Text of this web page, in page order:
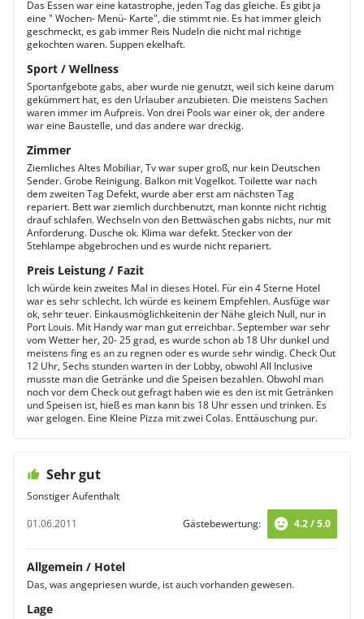
Das Essen war eine katastrophe, jeden Tag das gleiche. Es gibt ja
eine " Wochen- Menü- Karte", die stimmt nie. Es hat immer gleich
geschmeckt, es gab immer Reis Nudeln die nicht mal richtige
gekochten waren. Suppen ekelhaft.
Sport / Wellness
Sportanfgebote gabs, aber wurde nie genutzt, weil sich keine darum
gekümmert hat, es den Urlauber anzubieten. Die meistens Sachen
waren immer im Aufpreis. Von drei Pools war einer ok, der andere
war eine Baustelle, und das andere war dreckig.
Zimmer
Ziemliches Altes Mobiliar, Tv war super groß, nur kein Deutschen
Sender. Grobe Reinigung. Balkon mit Vogelkot. Toilette war nach
dem zweiten Tag Defekt, wurde aber erst am nächsten Tag
repariert. Bett war ziemlich durchbenutzt, man konnte nicht richtig
drauf schlafen. Wechseln von den Bettwäschen gabs nichts, nur mit
Anforderung. Dusche ok. Klima war defekt. Stecker von der
Stehlampe abgebrochen und es wurde nicht repariert.
Preis Leistung / Fazit
Ich würde kein zweites Mal in dieses Hotel. Für ein 4 Sterne Hotel
war es sehr schlecht. Ich würde es keinem Empfehlen. Ausfüge war
ok, sehr teuer. Einkausmöglichkeitenin der Nähe gleich Null, nur in
Port Louis. Mit Handy war man gut erreichbar. September war sehr
vom Wetter her, 20- 25 grad, es wurde schon ab 18 Uhr dunkel und
meistens fing es an zu regnen oder es wurde sehr windig. Check Out
12 Uhr, Sechs stunden warten in der Lobby, obwohl All Inclusive
musste man die Getränke und die Speisen bezahlen. Obwohl man
noch vor dem Check out gefragt haben wie es den ist mit Getränken
und Speisen ist, hieß es man kann bis 18 Uhr essen und trinken. Es
war gelogen. Eine Kleine Pizza mit zwei Colas. Enttäuschung pur.
Sehr gut
Sonstiger Aufenthalt
01.06.2011
Gästebewertung: 4.2 / 5.0
Allgemein / Hotel
Das, was angepriesen wurde, ist auch vorhanden gewesen.
Lage